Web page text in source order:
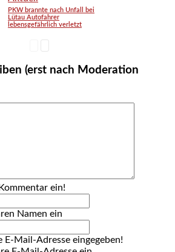
PKW brannte nach Unfall bei
Lütau Autofahrer
lebensgefährlich verletzt
(erst nach Moderation
ein!
Namen ein
E-Mail-Adresse eingegeben!